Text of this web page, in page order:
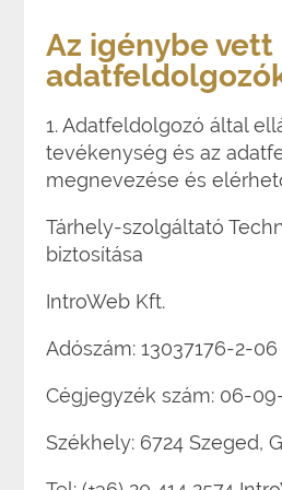
Az igénybe vett
1. Adatfeldolgozó által
tevékenység és az
megnevezése és
Tárhely-szolgáltató
biztosítása
IntroWeb Kft.
Adószám: 13037176-2-06
Cégjegyzék szám: 06-
Székhely: 6724 Szeged,